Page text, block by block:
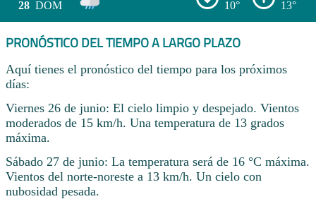
28 DOM 10° 13°
PRONÓSTICO DEL TIEMPO A LARGO PLAZO
Aquí tienes el pronóstico del tiempo para los próximos
días:
Viernes 26 de junio: El cielo limpio y despejado. Vientos
moderados de 15 km/h. Una temperatura de 13 grados
máxima.
Sábado 27 de junio: La temperatura será de 16 °C máxima.
Vientos del norte-noreste a 13 km/h. Un cielo con
nubosidad pesada.